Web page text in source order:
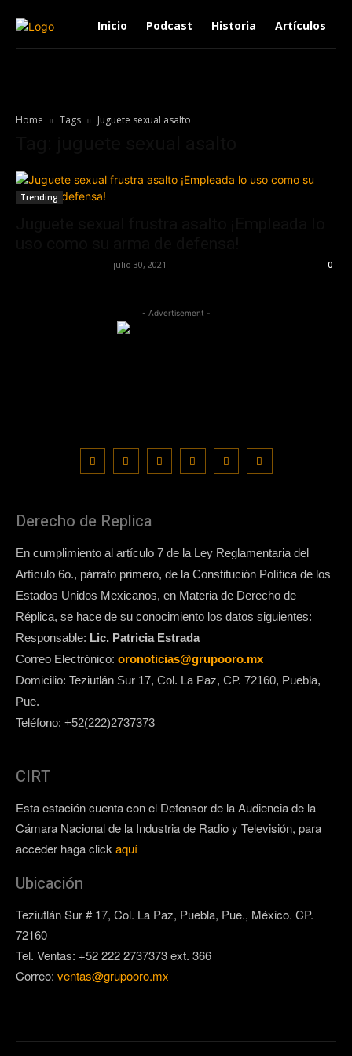
Inicio Podcast Historia Artículos
Home Tags Juguete sexual asalto
Trending
- julio 30, 2021 0
- Advertisement -
Derecho de Replica
En cumplimiento al artículo 7 de la Ley Reglamentaria del
Artículo 6o., párrafo primero, de la Constitución Política de los
Estados Unidos Mexicanos, en Materia de Derecho de
Réplica, se hace de su conocimiento los datos siguientes:
Responsable: Lic. Patricia Estrada
Correo Electrónico: oronoticias@grupooro.mx
Domicilio: Teziutlán Sur 17, Col. La Paz, CP. 72160, Puebla,
Pue.
Teléfono: +52(222)2737373
CIRT
Esta estación cuenta con el Defensor de la Audiencia de la
Cámara Nacional de la Industria de Radio y Televisión, para
acceder haga click aquí
Ubicación
Teziutlán Sur # 17, Col. La Paz, Puebla, Pue., México. CP.
72160
Tel. Ventas: +52 222 2737373 ext. 366
Correo: ventas@grupooro.mx